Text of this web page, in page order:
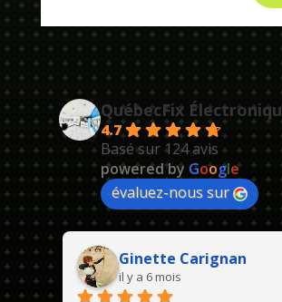
QuébecFix
4.7
Basé sur 124 avis
powered by Google
évaluez-nous sur
Ginette Carignan
il y a 6 mois